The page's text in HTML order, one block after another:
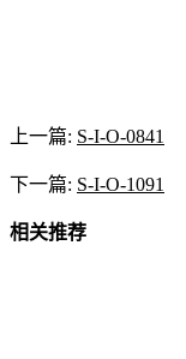
上一篇: S-I-O-0841
下一篇: S-I-O-1091
相关推荐